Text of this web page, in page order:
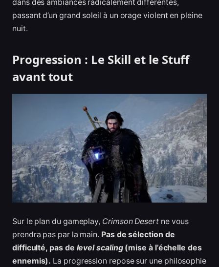
dans des ambiances radicalement différentes,
passant d’un grand soleil à un orage violent en pleine
nuit.
Progression : Le Skill et le Stuff
avant tout
Sur le plan du gameplay, Crimson Desertne vous
prendra pas par la main. Pas de sélection de
difficulté, pas de level scaling(mise à l’échelle des
ennemis). La progression repose sur une philosophie